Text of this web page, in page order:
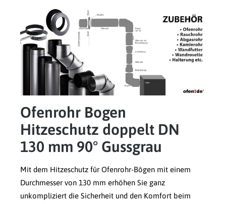
Ofenrohr Bogen
Hitzeschutz doppelt DN
130 mm 90° Gussgrau
Mit dem Hitzeschutz für Ofenrohr-Bögen mit einem
Durchmesser von 130 mm erhöhen Sie ganz
unkompliziert die Sicherheit und den Komfort beim